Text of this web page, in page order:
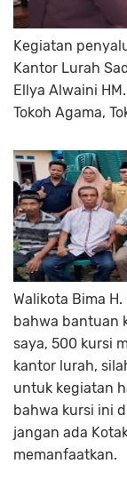
Kegiatan
Kantor Lurah
Ellya Alwaini
Tokoh Agama,
Walikota Bima
bahwa bantuan
saya, 500 kursi
kantor lurah,
untuk kegiatan
bahwa kursi ini
jangan ada
memanfaatkan.